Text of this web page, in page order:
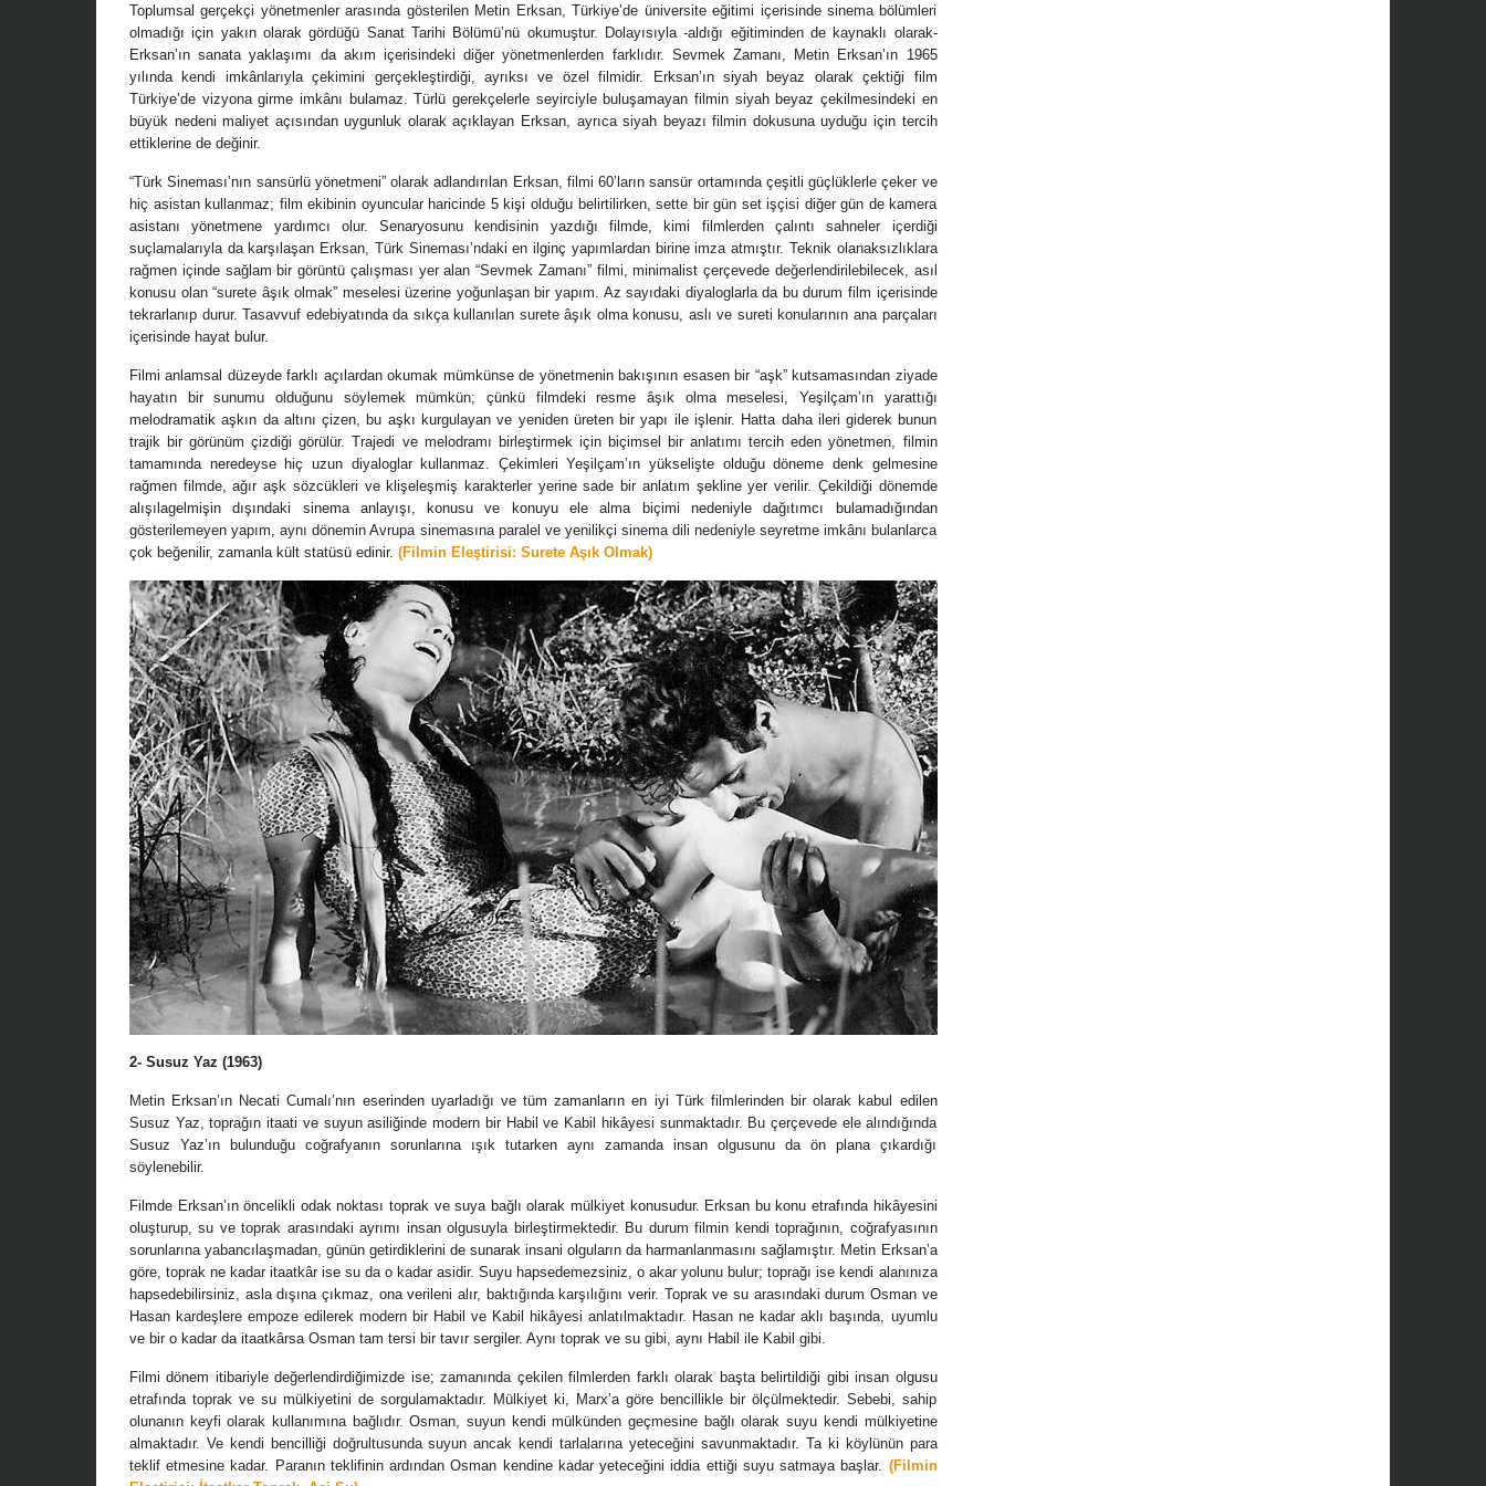
Toplumsal gerçekçi yönetmenler arasında gösterilen Metin Erksan, Türkiye’de üniversite eğitimi içerisinde sinema bölümleri
olmadığı için yakın olarak gördüğü Sanat Tarihi Bölümü’nü okumuştur. Dolayısıyla -aldığı eğitiminden de kaynaklı olarak-
Erksan’ın sanata yaklaşımı da akım içerisindeki diğer yönetmenlerden farklıdır. Sevmek Zamanı, Metin Erksan’ın 1965
yılında kendi imkânlarıyla çekimini gerçekleştirdiği, ayrıksı ve özel filmidir. Erksan’ın siyah beyaz olarak çektiği film
Türkiye’de vizyona girme imkânı bulamaz. Türlü gerekçelerle seyirciyle buluşamayan filmin siyah beyaz çekilmesindeki en
büyük nedeni maliyet açısından uygunluk olarak açıklayan Erksan, ayrıca siyah beyazı filmin dokusuna uyduğu için tercih
ettiklerine de değinir.
“Türk Sineması’nın sansürlü yönetmeni” olarak adlandırılan Erksan, filmi 60’ların sansür ortamında çeşitli güçlüklerle çeker ve
hiç asistan kullanmaz; film ekibinin oyuncular haricinde 5 kişi olduğu belirtilirken, sette bir gün set işçisi diğer gün de kamera
asistanı yönetmene yardımcı olur. Senaryosunu kendisinin yazdığı filmde, kimi filmlerden çalıntı sahneler içerdiği
suçlamalarıyla da karşılaşan Erksan, Türk Sineması’ndaki en ilginç yapımlardan birine imza atmıştır. Teknik olanaksızlıklara
rağmen içinde sağlam bir görüntü çalışması yer alan “Sevmek Zamanı” filmi, minimalist çerçevede değerlendirilebilecek, asıl
konusu olan “surete âşık olmak” meselesi üzerine yoğunlaşan bir yapım. Az sayıdaki diyaloglarla da bu durum film içerisinde
tekrarlanıp durur. Tasavvuf edebiyatında da sıkça kullanılan surete âşık olma konusu, aslı ve sureti konularının ana parçaları
içerisinde hayat bulur.
Filmi anlamsal düzeyde farklı açılardan okumak mümkünse de yönetmenin bakışının esasen bir “aşk” kutsamasından ziyade
hayatın bir sunumu olduğunu söylemek mümkün; çünkü filmdeki resme âşık olma meselesi, Yeşilçam’ın yarattığı
melodramatik aşkın da altını çizen, bu aşkı kurgulayan ve yeniden üreten bir yapı ile işlenir. Hatta daha ileri giderek bunun
trajik bir görünüm çizdiği görülür. Trajedi ve melodramı birleştirmek için biçimsel bir anlatımı tercih eden yönetmen, filmin
tamamında neredeyse hiç uzun diyaloglar kullanmaz. Çekimleri Yeşilçam’ın yükselişte olduğu döneme denk gelmesine
rağmen filmde, ağır aşk sözcükleri ve klişeleşmiş karakterler yerine sade bir anlatım şekline yer verilir. Çekildiği dönemde
alışılagelmişin dışındaki sinema anlayışı, konusu ve konuyu ele alma biçimi nedeniyle dağıtımcı bulamadığından
gösterilemeyen yapım, aynı dönemin Avrupa sinemasına paralel ve yenilikçi sinema dili nedeniyle seyretme imkânı bulanlarca
çok beğenilir, zamanla kült statüsü edinir. (Filmin Eleştirisi: Surete Aşık Olmak)
2- Susuz Yaz (1963)
Metin Erksan’ın Necati Cumalı’nın eserinden uyarladığı ve tüm zamanların en iyi Türk filmlerinden bir olarak kabul edilen
Susuz Yaz, toprağın itaati ve suyun asiliğinde modern bir Habil ve Kabil hikâyesi sunmaktadır. Bu çerçevede ele alındığında
Susuz Yaz’ın bulunduğu coğrafyanın sorunlarına ışık tutarken aynı zamanda insan olgusunu da ön plana çıkardığı
söylenebilir.
Filmde Erksan’ın öncelikli odak noktası toprak ve suya bağlı olarak mülkiyet konusudur. Erksan bu konu etrafında hikâyesini
oluşturup, su ve toprak arasındaki ayrımı insan olgusuyla birleştirmektedir. Bu durum filmin kendi toprağının, coğrafyasının
sorunlarına yabancılaşmadan, günün getirdiklerini de sunarak insani olguların da harmanlanmasını sağlamıştır. Metin Erksan’a
göre, toprak ne kadar itaatkâr ise su da o kadar asidir. Suyu hapsedemezsiniz, o akar yolunu bulur; toprağı ise kendi alanınıza
hapsedebilirsiniz, asla dışına çıkmaz, ona verileni alır, baktığında karşılığını verir. Toprak ve su arasındaki durum Osman ve
Hasan kardeşlere empoze edilerek modern bir Habil ve Kabil hikâyesi anlatılmaktadır. Hasan ne kadar aklı başında, uyumlu
ve bir o kadar da itaatkârsa Osman tam tersi bir tavır sergiler. Aynı toprak ve su gibi, aynı Habil ile Kabil gibi.
Filmi dönem itibariyle değerlendirdiğimizde ise; zamanında çekilen filmlerden farklı olarak başta belirtildiği gibi insan olgusu
etrafında toprak ve su mülkiyetini de sorgulamaktadır. Mülkiyet ki, Marx’a göre bencillikle bir ölçülmektedir. Sebebi, sahip
olunanın keyfi olarak kullanımına bağlıdır. Osman, suyun kendi mülkünden geçmesine bağlı olarak suyu kendi mülkiyetine
almaktadır. Ve kendi bencilliği doğrultusunda suyun ancak kendi tarlalarına yeteceğini savunmaktadır. Ta ki köylünün para
teklif etmesine kadar. Paranın teklifinin ardından Osman kendine kadar yeteceğini iddia ettiği suyu satmaya başlar. (Filmin